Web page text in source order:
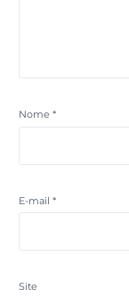
Nome*
E-mail*
Site